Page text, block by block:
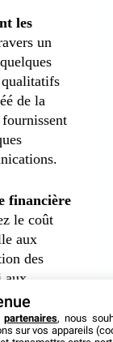
les
un
de la
financière
le coût
aux
des
aux
de votre
partenaires, nous
sur vos appareils